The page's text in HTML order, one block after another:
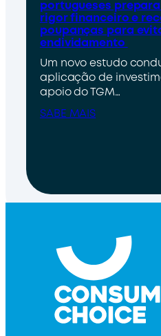
portugueses
rigor financeiro e
poupanças para
endividamento
Um novo estudo
aplicação de
apoio do TGM…
SABE MAIS